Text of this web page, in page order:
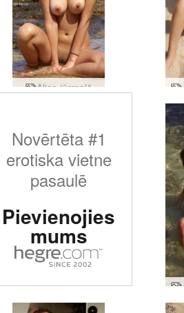
Alisa jūrmalā
Novērtēta #1
erotiska vietne
pasaulē
Pievienojies
mums